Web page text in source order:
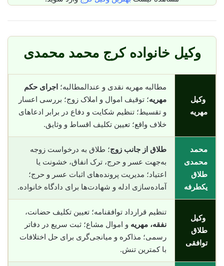
وکیل خانواده کرج محمد محمدی
وکیل
مهریه
مطالبه مهریه نقدی و عندالمطالبه؛ اجرای حکم
مهریه؛ توقیف اموال و املاک زوج؛ بررسی اعسار
و تقسیط؛ تنظیم شکایت و دفاع در برابر ادعاهای
خلاف واقع؛ تعیین تکلیف اقساط و وثایق.
محمد
محمدی
طلاق
یکطرفه
طلاق از جانب زوج؛ طلاق به درخواست زوجه
به‌جهت عسر و حرج، ترک انفاق، خشونت یا
اعتیاد؛ مدیریت پرونده‌های اثبات عسر و حرج؛
آماده‌سازی ادله و شهادت‌ها برای دادگاه خانواده.
وکیل
طلاق
توافقی
تنظیم قرارداد توافقنامه؛ تعیین تکلیف حضانت،
نفقه، مهریه و اموال مشاع؛ ثبت سریع در دفاتر
رسمی؛ مذاکره و میانجی‌گری برای حل اختلافات
با کمترین تنش.